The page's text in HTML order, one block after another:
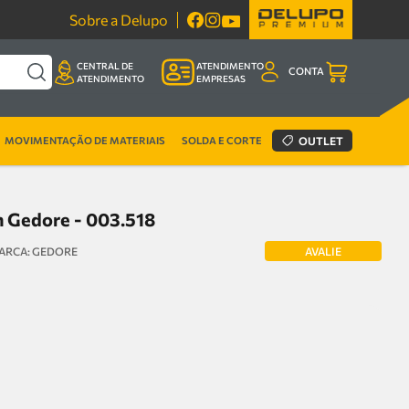
Sobre a Delupo
CENTRAL DE
ATENDIMENTO
ATENDIMENTO
EMPRESAS
CONTA
MOVIMENTAÇÃO DE MATERIAIS SOLDA E CORTE OUTLET
Gedore - 003.518
GEDORE AVALIE